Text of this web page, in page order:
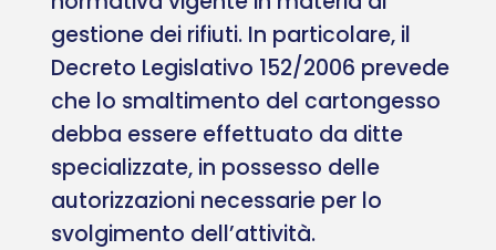
gestione dei rifiuti. In particolare, il
Decreto Legislativo 152/2006 prevede
che lo smaltimento del cartongesso
debba essere effettuato da ditte
specializzate, in possesso delle
autorizzazioni necessarie per lo
svolgimento dell’attività.